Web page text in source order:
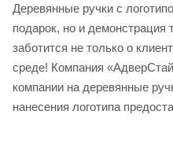
Деревянные ручки с
подарок, но и демонстрация
заботится не только о
среде! Компания
компании на деревянные
нанесения логотипа